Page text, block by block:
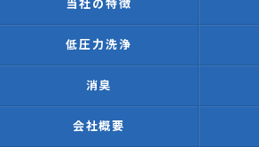
当社の特徴
低圧力洗浄
消臭
会社概要